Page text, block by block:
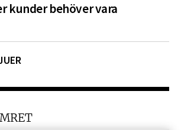
kunder behöver vara